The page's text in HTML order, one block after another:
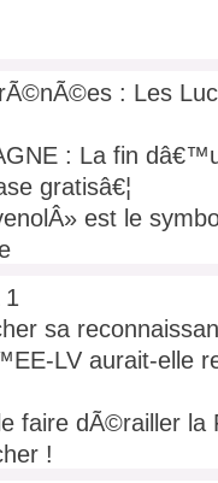
: Les
: La fin
gratisâ€¦
est le
sur Orge,
: Avant
1
sa
LV aurait-elle
faire dÃ©railler la
!